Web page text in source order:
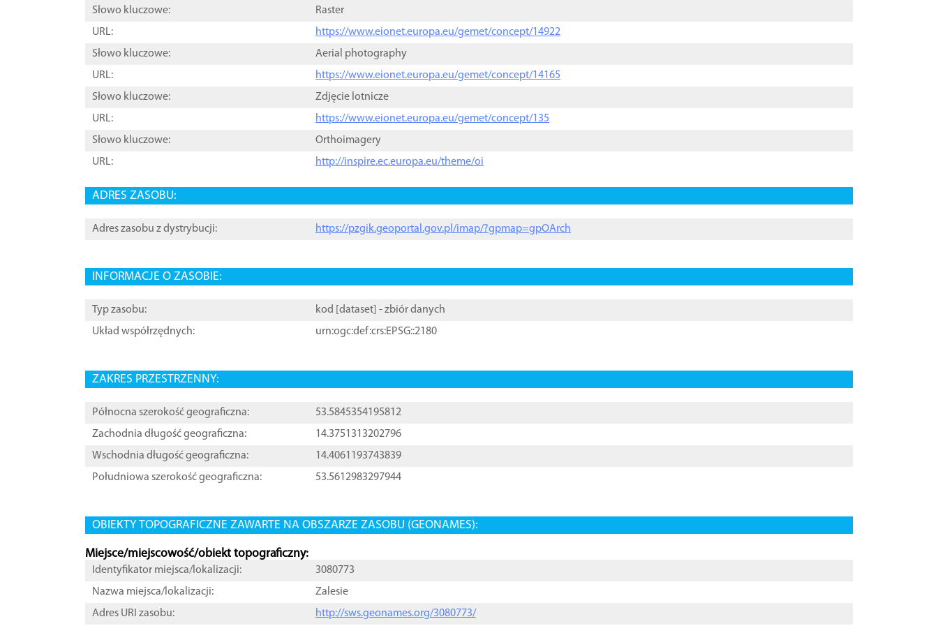
Słowo kluczowe:
Raster
URL:
https://www.eionet.europa.eu/gemet/concept/14922
Słowo kluczowe:
Aerial photography
URL:
https://www.eionet.europa.eu/gemet/concept/14165
Słowo kluczowe:
Zdjęcie lotnicze
URL:
https://www.eionet.europa.eu/gemet/concept/135
Słowo kluczowe:
Orthoimagery
URL:
http://inspire.ec.europa.eu/theme/oi
ADRES ZASOBU:
Adres zasobu z dystrybucji: https://pzgik.geoportal.gov.pl/imap/?gpmap=gpOArch
INFORMACJE O ZASOBIE:
Typ zasobu: kod [ dataset ] - zbiór danych
Układ współrzędnych:
urn:ogc:def:crs:EPSG::2180
ZAKRES PRZESTRZENNY:
Północna szerokość geograficzna:
53.5845354195812
Zachodnia długość geograficzna:
14.3751313202796
Wschodnia długość geograficzna:
14.4061193743839
Południowa szerokość geograficzna:
53.5612983297944
OBIEKTY TOPOGRAFICZNE ZAWARTE NA OBSZARZE ZASOBU (GEONAMES):
Miejsce/miejscowość/obiekt topograficzny:
Identyfikator miejsca/lokalizacji:
3080773
Nazwa miejsca/lokalizacji:
Zalesie
Adres URI zasobu:
http://sws.geonames.org/3080773/